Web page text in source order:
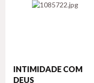
INTIMIDADE COM
DEUS